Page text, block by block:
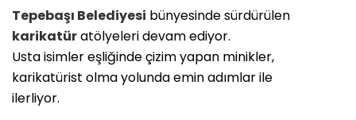
Tepebaşı Belediyesi bünyesinde sürdürülen
karikatüratölyeleri devam ediyor.
Usta isimler eşliğinde çizim yapan minikler,
karikatürist olma yolunda emin adımlar ile
ilerliyor.